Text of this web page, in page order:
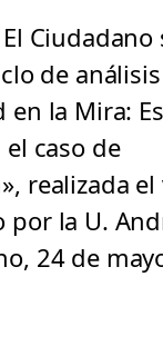
Ciudadano
de análisis
en la Mira:
caso de
realizada
por la U.
24 de